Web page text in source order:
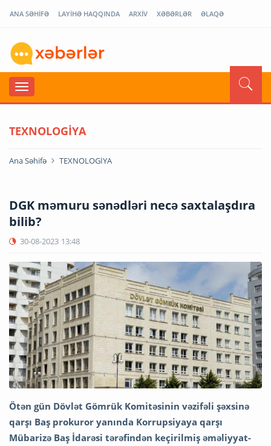
ANA SƏHİFƏ LAYİHƏ HAQQINDA ARXİV XƏBƏRLƏR ƏLAQƏ
TEXNOLOGİYA
Ana Səhifə TEXNOLOGİYA
DGK məmuru sənədləri necə saxtalaşdıra
bilib?
30-08-2023 13:48
Ötən gün Dövlət Gömrük Komitəsinin vəzifəli şəxsinə
qarşı Baş prokuror yanında Korrupsiyaya qarşı
Mübarizə Baş İdarəsi tərəfindən keçirilmiş əməliyyat-